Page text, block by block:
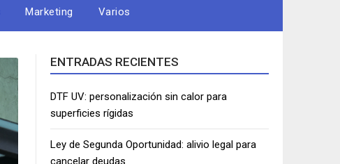
Marketing Varios
ENTRADAS RECIENTES
DTF UV: personalización sin calor para
superficies rígidas
Ley de Segunda Oportunidad: alivio legal para
cancelar deudas